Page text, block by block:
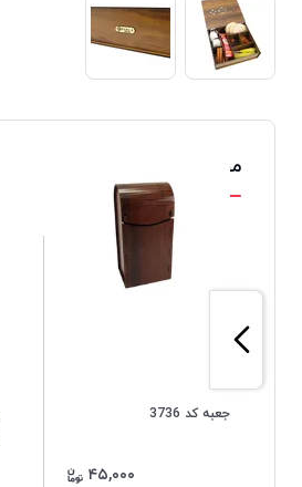
محصولات مشابه
جعبه کد 3736
۴۵,۰۰۰